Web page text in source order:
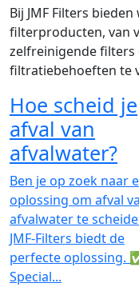
Bij JMF Filters
filterproducten, van
zelfreinigende filters
filtratiebehoeften te
Hoe scheid je
afval van
afvalwater?
Ben je op zoek naar
oplossing om afval
afvalwater te
JMF-Filters biedt de
perfecte oplossing.
Special...